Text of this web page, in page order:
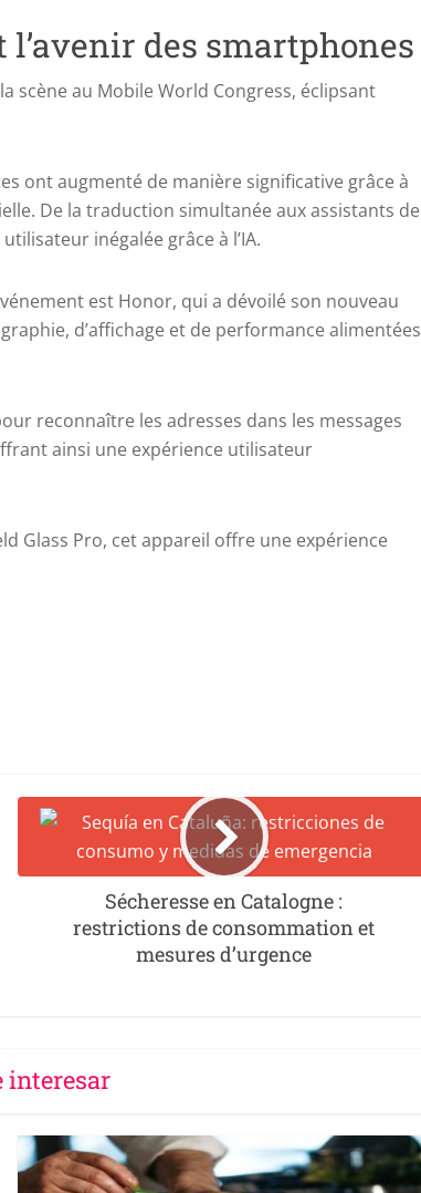
des smartphones
scène au Mobile World Congress, éclipsant
ont augmenté de manière significative grâce à
De la traduction simultanée aux assistants de
inégalée grâce à l’IA.
est Honor, qui a dévoilé son nouveau
d’affichage et de performance alimentées
reconnaître les adresses dans les messages
ainsi une expérience utilisateur
Glass Pro, cet appareil offre une expérience
Sécheresse en Catalogne :
restrictions de consommation et
mesures d’urgence
interesar